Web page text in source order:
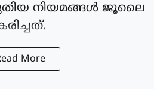
നിയമങ്ങള്‍ ജൂലൈ
More